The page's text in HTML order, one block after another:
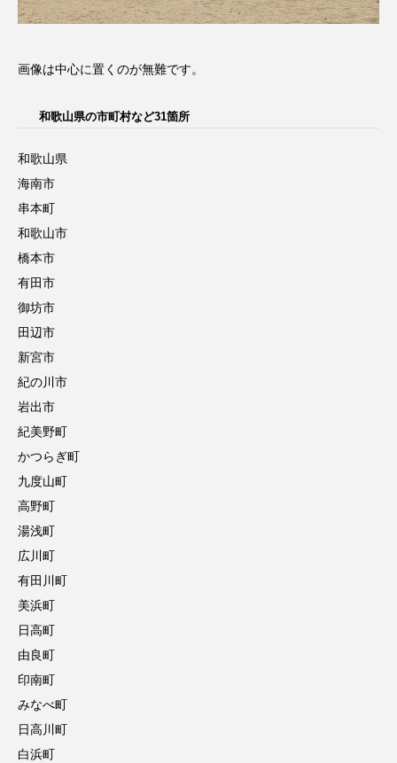
画像は中心に置くのが無難です。
和歌山県の市町村など31箇所
和歌山県
海南市
串本町
和歌山市
橋本市
有田市
御坊市
田辺市
新宮市
紀の川市
岩出市
紀美野町
かつらぎ町
九度山町
高野町
湯浅町
広川町
有田川町
美浜町
日高町
由良町
印南町
みなべ町
日高川町
白浜町